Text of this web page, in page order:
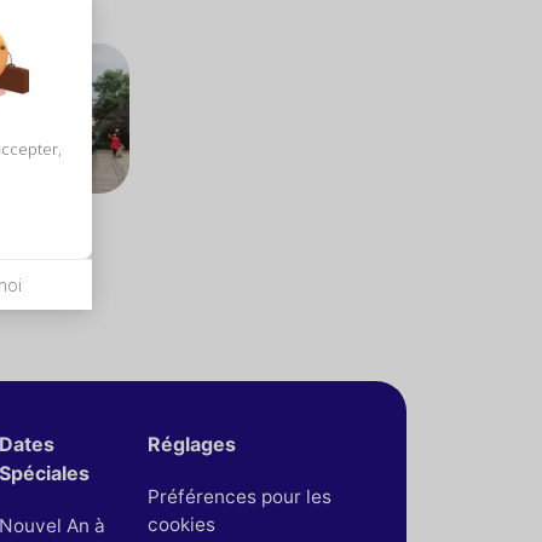
Dates
Spéciales
Nouvel An à
Réglages
Préférences pour les
cookies